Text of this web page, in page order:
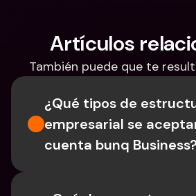
Artículos
También puede que te
¿Qué tipos de
empresarial se
cuenta bunq Business?